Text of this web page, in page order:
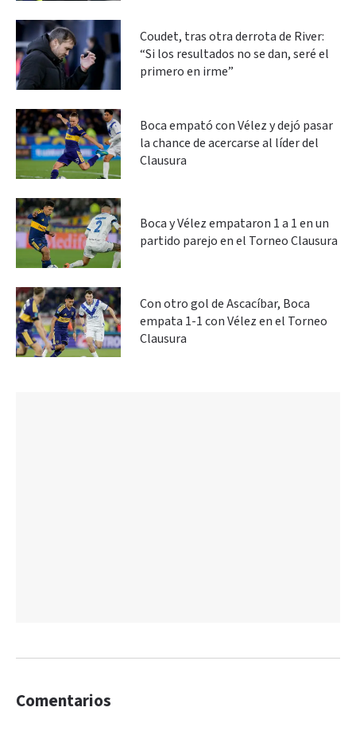
Coudet, tras otra derrota de River:
“Si los resultados no se dan, seré el
primero en irme”
Boca empató con Vélez y dejó pasar
la chance de acercarse al líder del
Clausura
Boca y Vélez empataron 1 a 1 en un
partido parejo en el Torneo Clausura
Con otro gol de Ascacíbar, Boca
empata 1-1 con Vélez en el Torneo
Clausura
Comentarios